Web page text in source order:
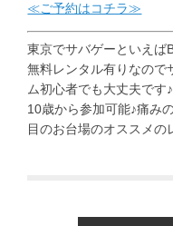
≪ご予約はコチラ≫
東京でサバゲーといえば
無料レンタル有りなので
ム初心者でも大丈夫です♪
10歳から参加可能♪痛み
目のお台場のオススメの